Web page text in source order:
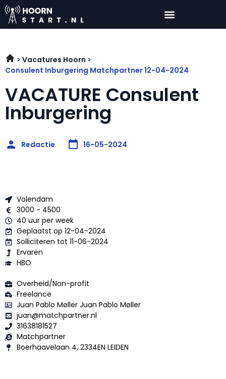
Vacatures Hoorn
Consulent Inburgering Matchpartner 12-04-2024
VACATURE Consulent
Inburgering
Redactie 16-05-2024
Volendam
3000 - 4500
40 uur per week
Geplaatst op 12-04-2024
Solliciteren tot 11-06-2024
Ervaren
HBO
Overheid/Non-profit
Freelance
Juan Pablo Møller Juan Pablo Møller
juan@matchpartner.nl
31638181527
Matchpartner
Boerhaavelaan 4, 2334EN LEIDEN